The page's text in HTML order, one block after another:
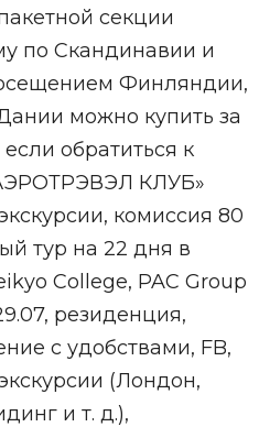
секции
по Скандинавии и
Финляндии,
можно купить за
обратиться к
КЛУБ»
комиссия 80
тур на 22 дня в
College, PAC Group
резиденция,
с удобствами, FB,
(Лондон,
и т. д.),